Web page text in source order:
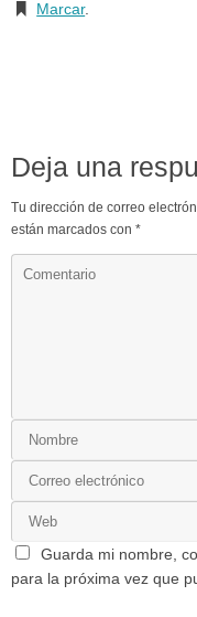
Marcar.
Deja una
Tu dirección de correo
están marcados con *
Guarda mi nombre,
para la próxima vez que